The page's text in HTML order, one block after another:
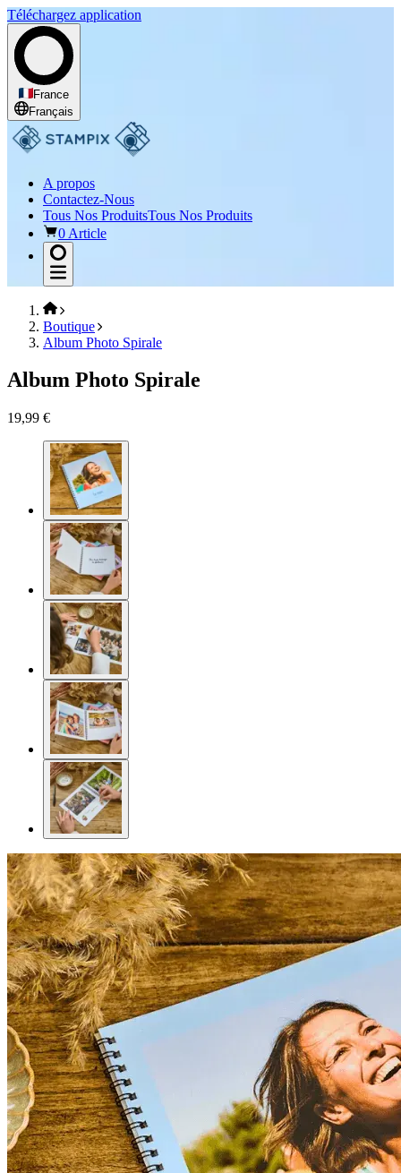
Téléchargez application
France
Français
A propos
Contactez-Nous
Tous Nos ProduitsTous Nos Produits
0 Article
Boutique
Album Photo Spirale
Album Photo Spirale
19,99 €